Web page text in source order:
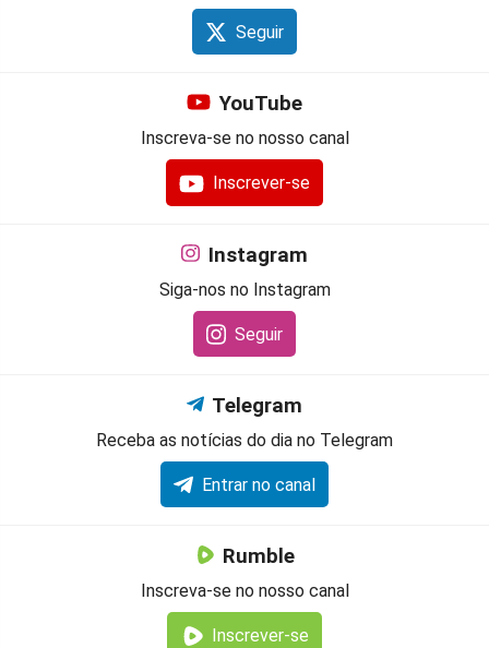
Seguir
YouTube
Inscreva-se no nosso canal
Inscrever-se
Instagram
Siga-nos no Instagram
Seguir
Telegram
Receba as notícias do dia no Telegram
Entrar no canal
Rumble
Inscreva-se no nosso canal
Inscrever-se